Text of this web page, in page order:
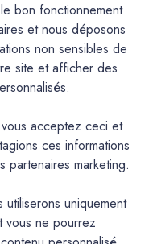
poudre à mélanger
le produit en extérieur
version
déconseillée à
AGAVE, ALBERTE,
ECUME, FADA,
JOUBARBE,
MON
peuvent être utilisées à
(Isolation Thermique
bon fonctionnement
et nous déposons
non sensibles de
site et afficher des
acceptez ceci et
ces informations
partenaires marketing.
uniquement
vous ne pourrez